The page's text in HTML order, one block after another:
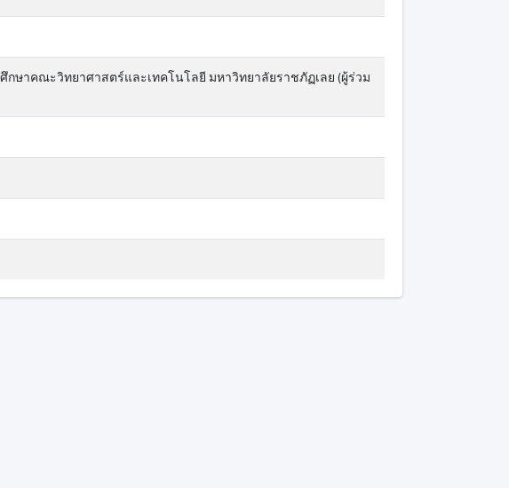
ษาคณะวิทยาศาสตร์และเทคโนโลยี มหาวิทยาลัยราชภัฏเลย (ผู้ร่วม